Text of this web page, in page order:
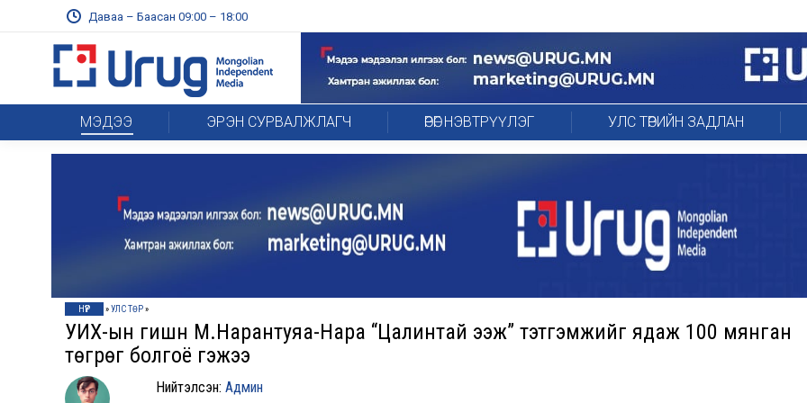
Даваа – Баасан 09:00 – 18:00
МЭДЭЭ ЭРЭН СУРВАЛЖЛАГЧ ӨРӨГ НЭВТРҮҮЛЭГ УЛС ТӨРИЙН ЗАДЛАН
НҮҮР »УЛС ТӨР»
УИХ-ын гишүүн М.Нарантуяа-Нара “Цалинтай ээж” тэтгэмжийг ядаж 100 мянган
төгрөг болгоё гэжээ
Нийтэлсэн:Админ